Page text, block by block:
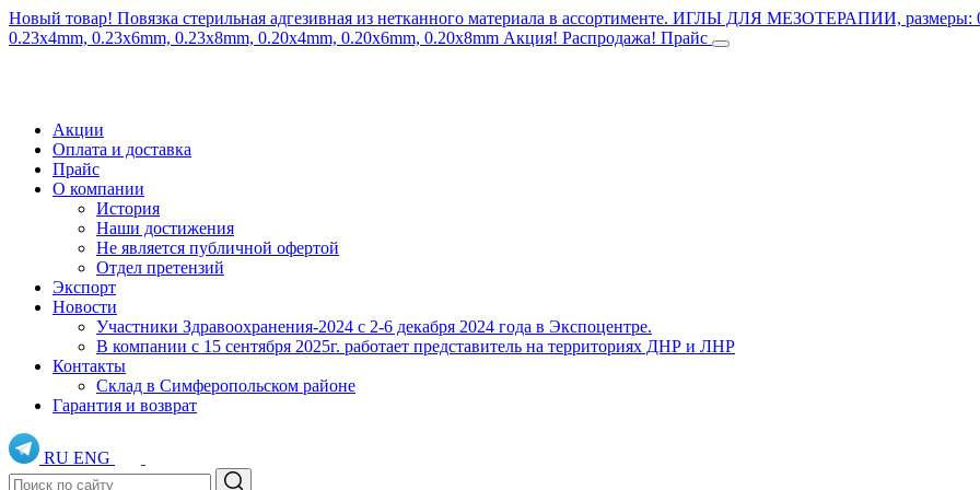
Новый товар! Повязка стерильная адгезивная из нетканного материала в ассортименте. ИГЛЫ ДЛЯ МЕЗОТЕРАПИИ, размеры:
0.23x4mm, 0.23x6mm, 0.23x8mm, 0.20x4mm, 0.20x6mm, 0.20x8mm Акция! Распродажа! Прайс
Акции
Оплата и доставка
Прайс
О компании
История
Наши достижения
Не является публичной офертой
Отдел претензий
Экспорт
Новости
Участники Здравоохранения-2024 с 2-6 декабря 2024 года в Экспоцентре.
В компании с 15 сентября 2025г. работает представитель на территориях ДНР и ЛНР
Контакты
Склад в Симферопольском районе
Гарантия и возврат
RU ENG